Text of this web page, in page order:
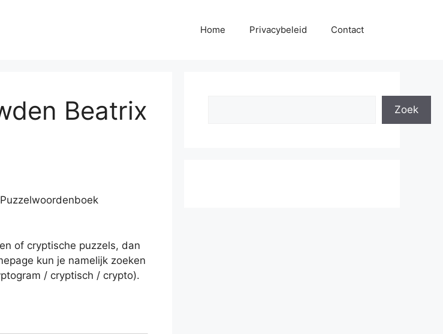
Home Privacybeleid Contact
Beatrix
of cryptische puzzels, dan
kun je namelijk zoeken
/ cryptisch / crypto).
Zoek